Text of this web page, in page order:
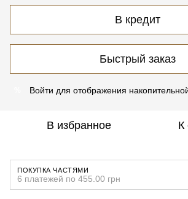
В кредит
Быстрый заказ
Войти для отображения
В избранное К
ПОКУПКА ЧАСТЯМИ
6 платежей по 455.00 грн